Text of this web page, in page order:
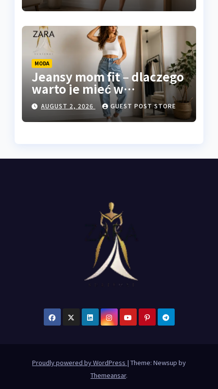
MODA
Jeansy mom fit – dlaczego
warto je mieć w
garderobie
AUGUST 2, 2026 GUEST POST STORE
Proudly powered by WordPress | Theme: Newsup by
Themeansar.